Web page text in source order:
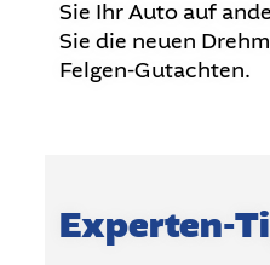
Sie Ihr Auto auf
Sie die neuen
Felgen-Gutachten.
Experten-